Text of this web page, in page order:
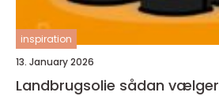
inspiration
13. January 2026
Landbrugsolie sådan vælger du rigtigt til